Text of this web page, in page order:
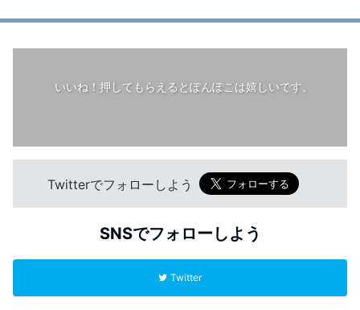
いいね！押してもらえるとぽんぽこは嬉しいです。
Twitterでフォローしよう
SNSでフォローしよう
Twitter